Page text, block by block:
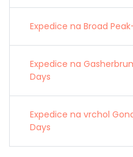
Expedice na Broad
Expedice na
Days
Expedice na vrchol
Days